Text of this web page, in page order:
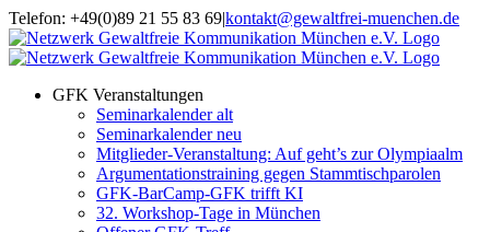
Zum
Inhalt
springen
Telefon: +49(0)89 21 55 83 69|kontakt@gewaltfrei-muenchen.de
Einloggen
Seminarkalender
Infos
zum
GFK Veranstaltungen
Seminarkalender alt
Seminarkalender neu
Mitglieder-Veranstaltung: Auf geht’s zur Olympiaalm
Argumentationstraining gegen Stammtischparolen
GFK-BarCamp-GFK trifft KI
32. Workshop-Tage in München